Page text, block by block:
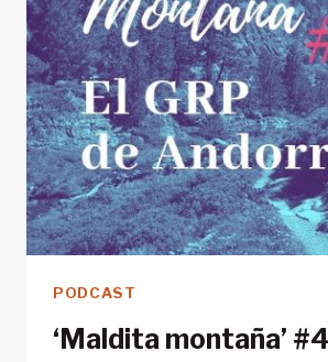
DE
ALTURA
EN
LOS
PIRINEOS
PODCAST
‘Maldita montaña’